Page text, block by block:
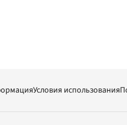
Условия использования